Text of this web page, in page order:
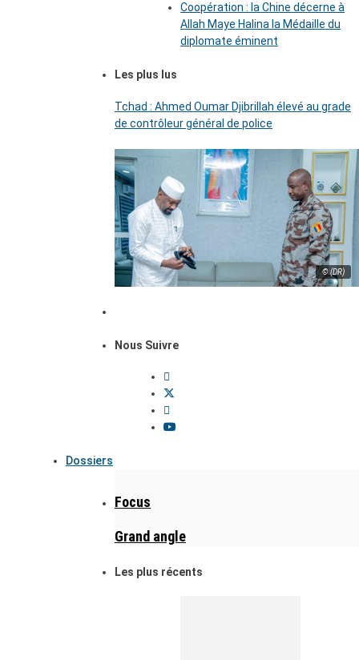
Coopération : la Chine décerne à
Allah Maye Halina la Médaille du
diplomate éminent
Les plus lus
Tchad : Ahmed Oumar Djibrillah élevé au grade
de contrôleur général de police
© (DR)
Nous Suivre
Dossiers
Focus
Grand angle
Les plus récents